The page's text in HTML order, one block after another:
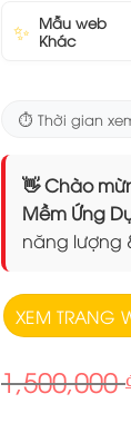
✨ Mẫu web
Khác
⏱️ Thời gian
👋 Chào
Mềm Ứng
năng lượng
XEM TRANG
1,500,000